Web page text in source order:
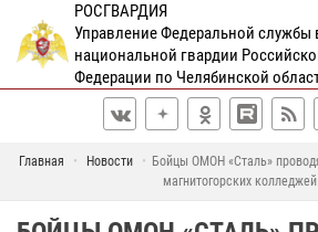
РОСГВАРДИЯ
Управление Федеральной службы
национальной гвардии
Федерации по Челябинской
Главная Новости
Бойцы ОМОН «Сталь»
магнитогорских колледжей